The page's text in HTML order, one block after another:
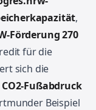
,
Förderung 270
für die
sich die
CO2-Fußabdruck
Beispiel